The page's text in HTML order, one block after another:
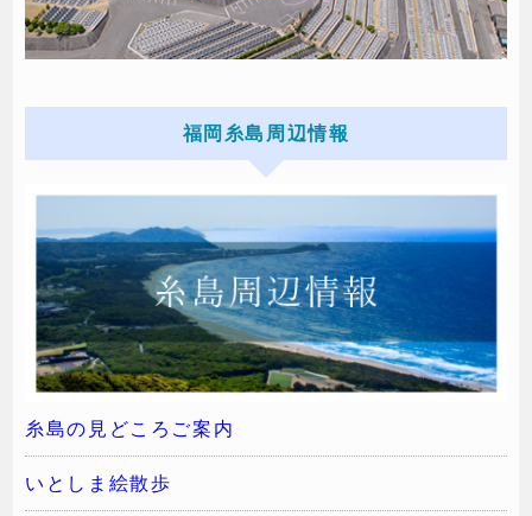
福岡糸島周辺情報
糸島の見どころご案内
いとしま絵散歩